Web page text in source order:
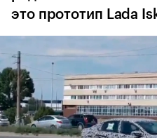
это прототип Lada